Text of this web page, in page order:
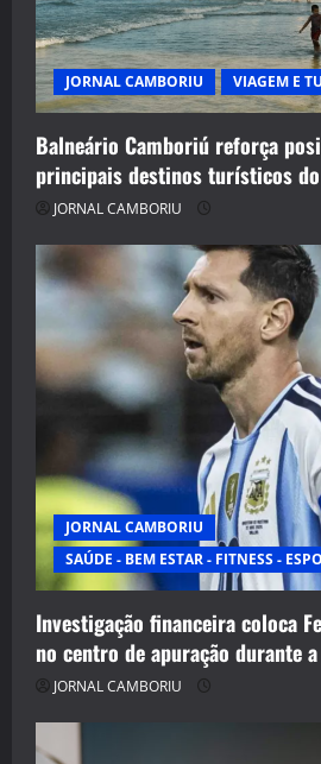
JORNAL CAMBORIU VIAGEM E
Balneário Camboriú reforça
principais destinos turísticos
JORNAL CAMBORIU
JORNAL CAMBORIU
SAÚDE - BEM ESTAR - FITNESS -
Investigação financeira coloca
no centro de apuração durante
JORNAL CAMBORIU